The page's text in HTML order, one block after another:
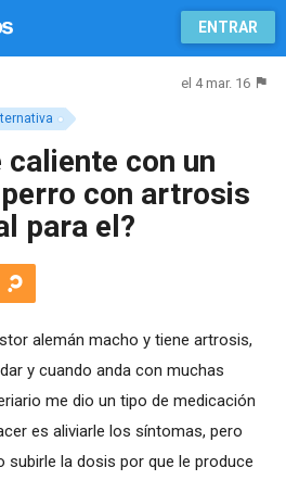
ENTRAR
el 4 mar. 16
con un
con artrosis
para el?
alemán macho y tiene artrosis,
y cuando anda con muchas
me dio un tipo de medicación
es aliviarle los síntomas, pero
subirle la dosis por que le produce